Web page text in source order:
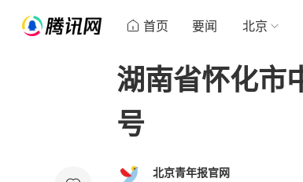
首页 要闻 北京
湖南省怀化市
号
北京青年报官网